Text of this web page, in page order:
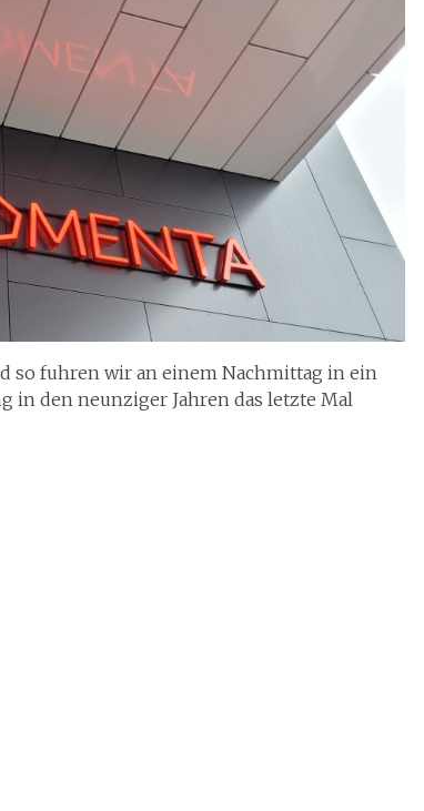
so fuhren wir an einem Nachmittag in ein
in den neunziger Jahren das letzte Mal